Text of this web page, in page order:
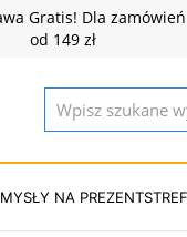
Gratis! Dla zamówień
od 149 zł
NA PREZENT